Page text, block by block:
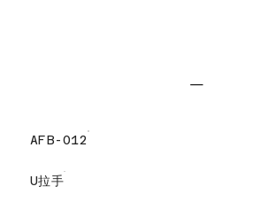
AFB-012
U拉手